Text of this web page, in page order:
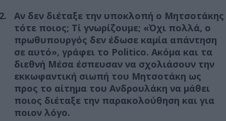
Αν δεν διέταξε την υποκλοπή ο Μητσοτάκης
τότε ποιος; Τί γνωρίζουμε; «Όχι πολλά, ο
πρωθυπουργός δεν έδωσε καμία απάντηση
σε αυτό», γράφει το Politico. Ακόμα και τα
διεθνή Μέσα έσπευσαν να σχολιάσουν την
εκκωφαντική σιωπή του Μητσοτάκη ως
προς το αίτημα του Ανδρουλάκη να μάθει
ποιος διέταξε την παρακολούθηση και για
ποιον λόγο.